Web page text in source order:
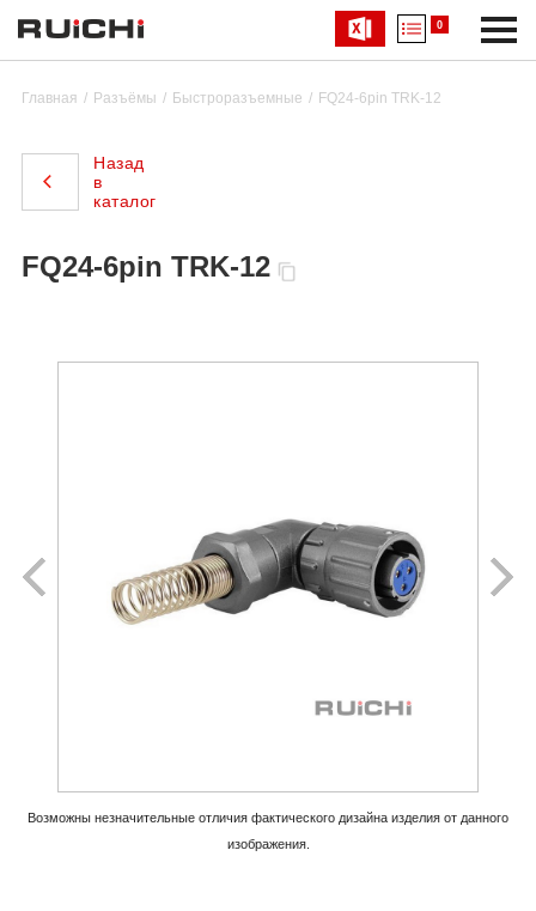
0
Главная Разъёмы Быстроразъемные FQ24-6pin TRK-12
Назад
в
каталог
FQ24-6pin TRK-12
Возможны незначительные отличия фактического дизайна изделия от данного
изображения.